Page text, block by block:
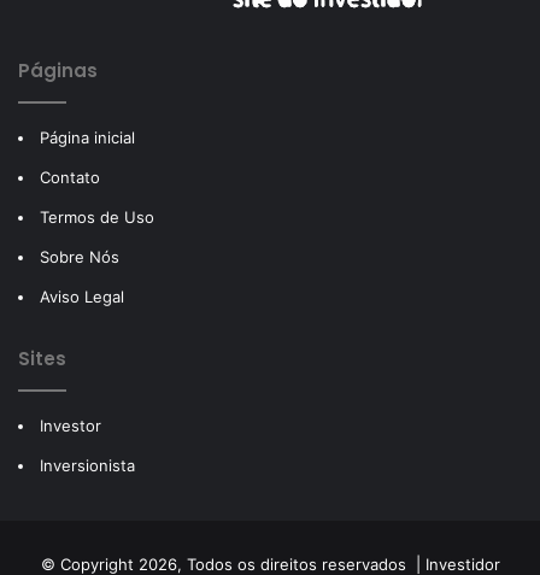
Páginas
Página inicial
Contato
Termos de Uso
Sobre Nós
Aviso Legal
Sites
Investor
Inversionista
© Copyright 2026, Todos os direitos reservados | Investidor